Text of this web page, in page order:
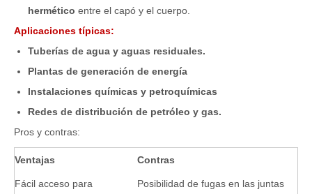
hermético entre el capó y el cuerpo.
Aplicaciones típicas:
Tuberías de agua y aguas residuales.
Plantas de generación de energía
Instalaciones químicas y petroquímicas
Redes de distribución de petróleo y gas.
Pros y contras:
Ventajas Contras
Fácil acceso para
Posibilidad de fugas en las juntas